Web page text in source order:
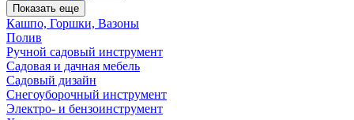
Показать еще
Кашпо, Горшки, Вазоны
Полив
Ручной садовый инструмент
Садовая и дачная мебель
Садовый дизайн
Снегоуборочный инструмент
Электро- и бензоинструмент